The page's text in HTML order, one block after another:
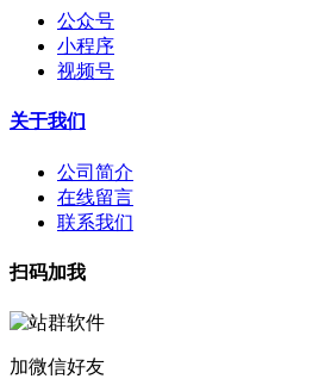
公众号
小程序
视频号
关于我们
公司简介
在线留言
联系我们
扫码加我
加微信好友